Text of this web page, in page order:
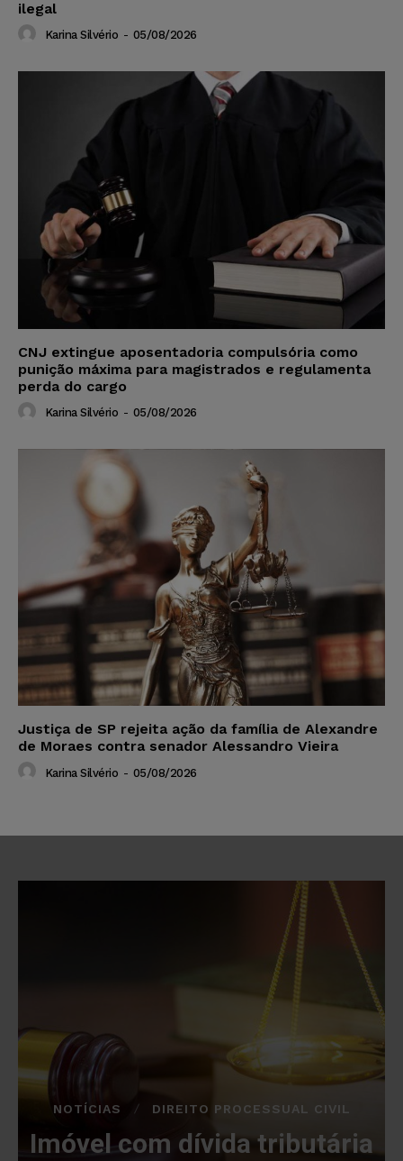
ilegal
Karina Silvério - 05/08/2026
CNJ extingue aposentadoria compulsória como
punição máxima para magistrados e regulamenta
perda do cargo
Karina Silvério - 05/08/2026
Justiça de SP rejeita ação da família de Alexandre
de Moraes contra senador Alessandro Vieira
Karina Silvério - 05/08/2026